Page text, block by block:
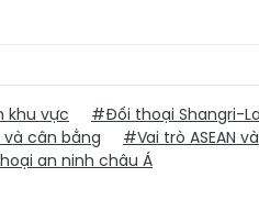
khu vực
#Đối thoại Shangri-
cân bằng
#Vai trò ASEAN
an ninh châu Á